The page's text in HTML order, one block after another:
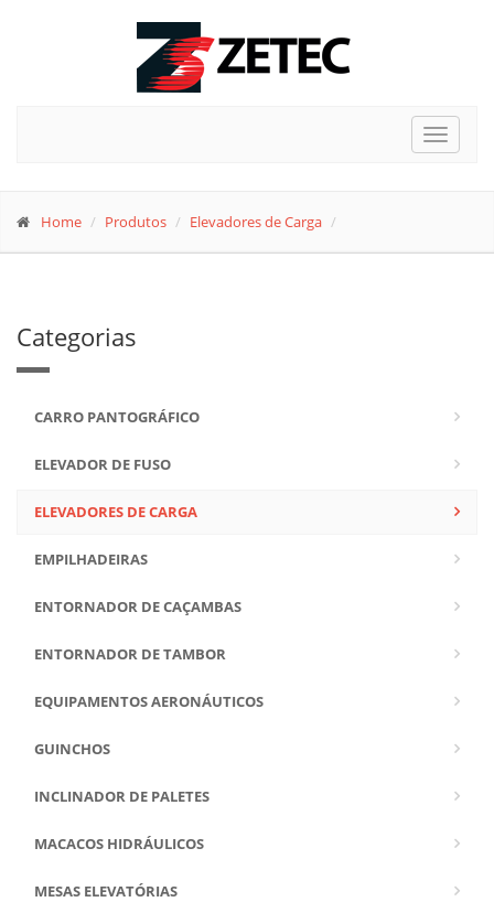
Toggle
Home Produtos Elevadores de Carga
Categorias
CARRO PANTOGRÁFICO
ELEVADOR DE FUSO
ELEVADORES DE CARGA
EMPILHADEIRAS
ENTORNADOR DE CAÇAMBAS
ENTORNADOR DE TAMBOR
EQUIPAMENTOS AERONÁUTICOS
GUINCHOS
INCLINADOR DE PALETES
MACACOS HIDRÁULICOS
MESAS ELEVATÓRIAS